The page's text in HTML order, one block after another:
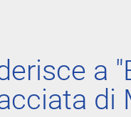
a
di